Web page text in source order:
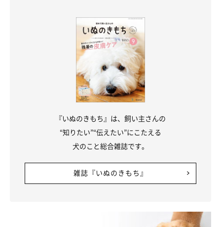
て、愛犬のまわりの環境を清潔に保つことも大切です。ノミも家ダ
ニの温床となりやすい、カーペット、犬用ベッド、ソファなどはし
っかり掃除をして、虫が寄りつかないようにしたいですね。
『いぬのきもち』は、飼い主さんの
“知りたい”“伝えたい”にこたえる
犬のこと総合雑誌です。
雑誌『いぬのきもち』